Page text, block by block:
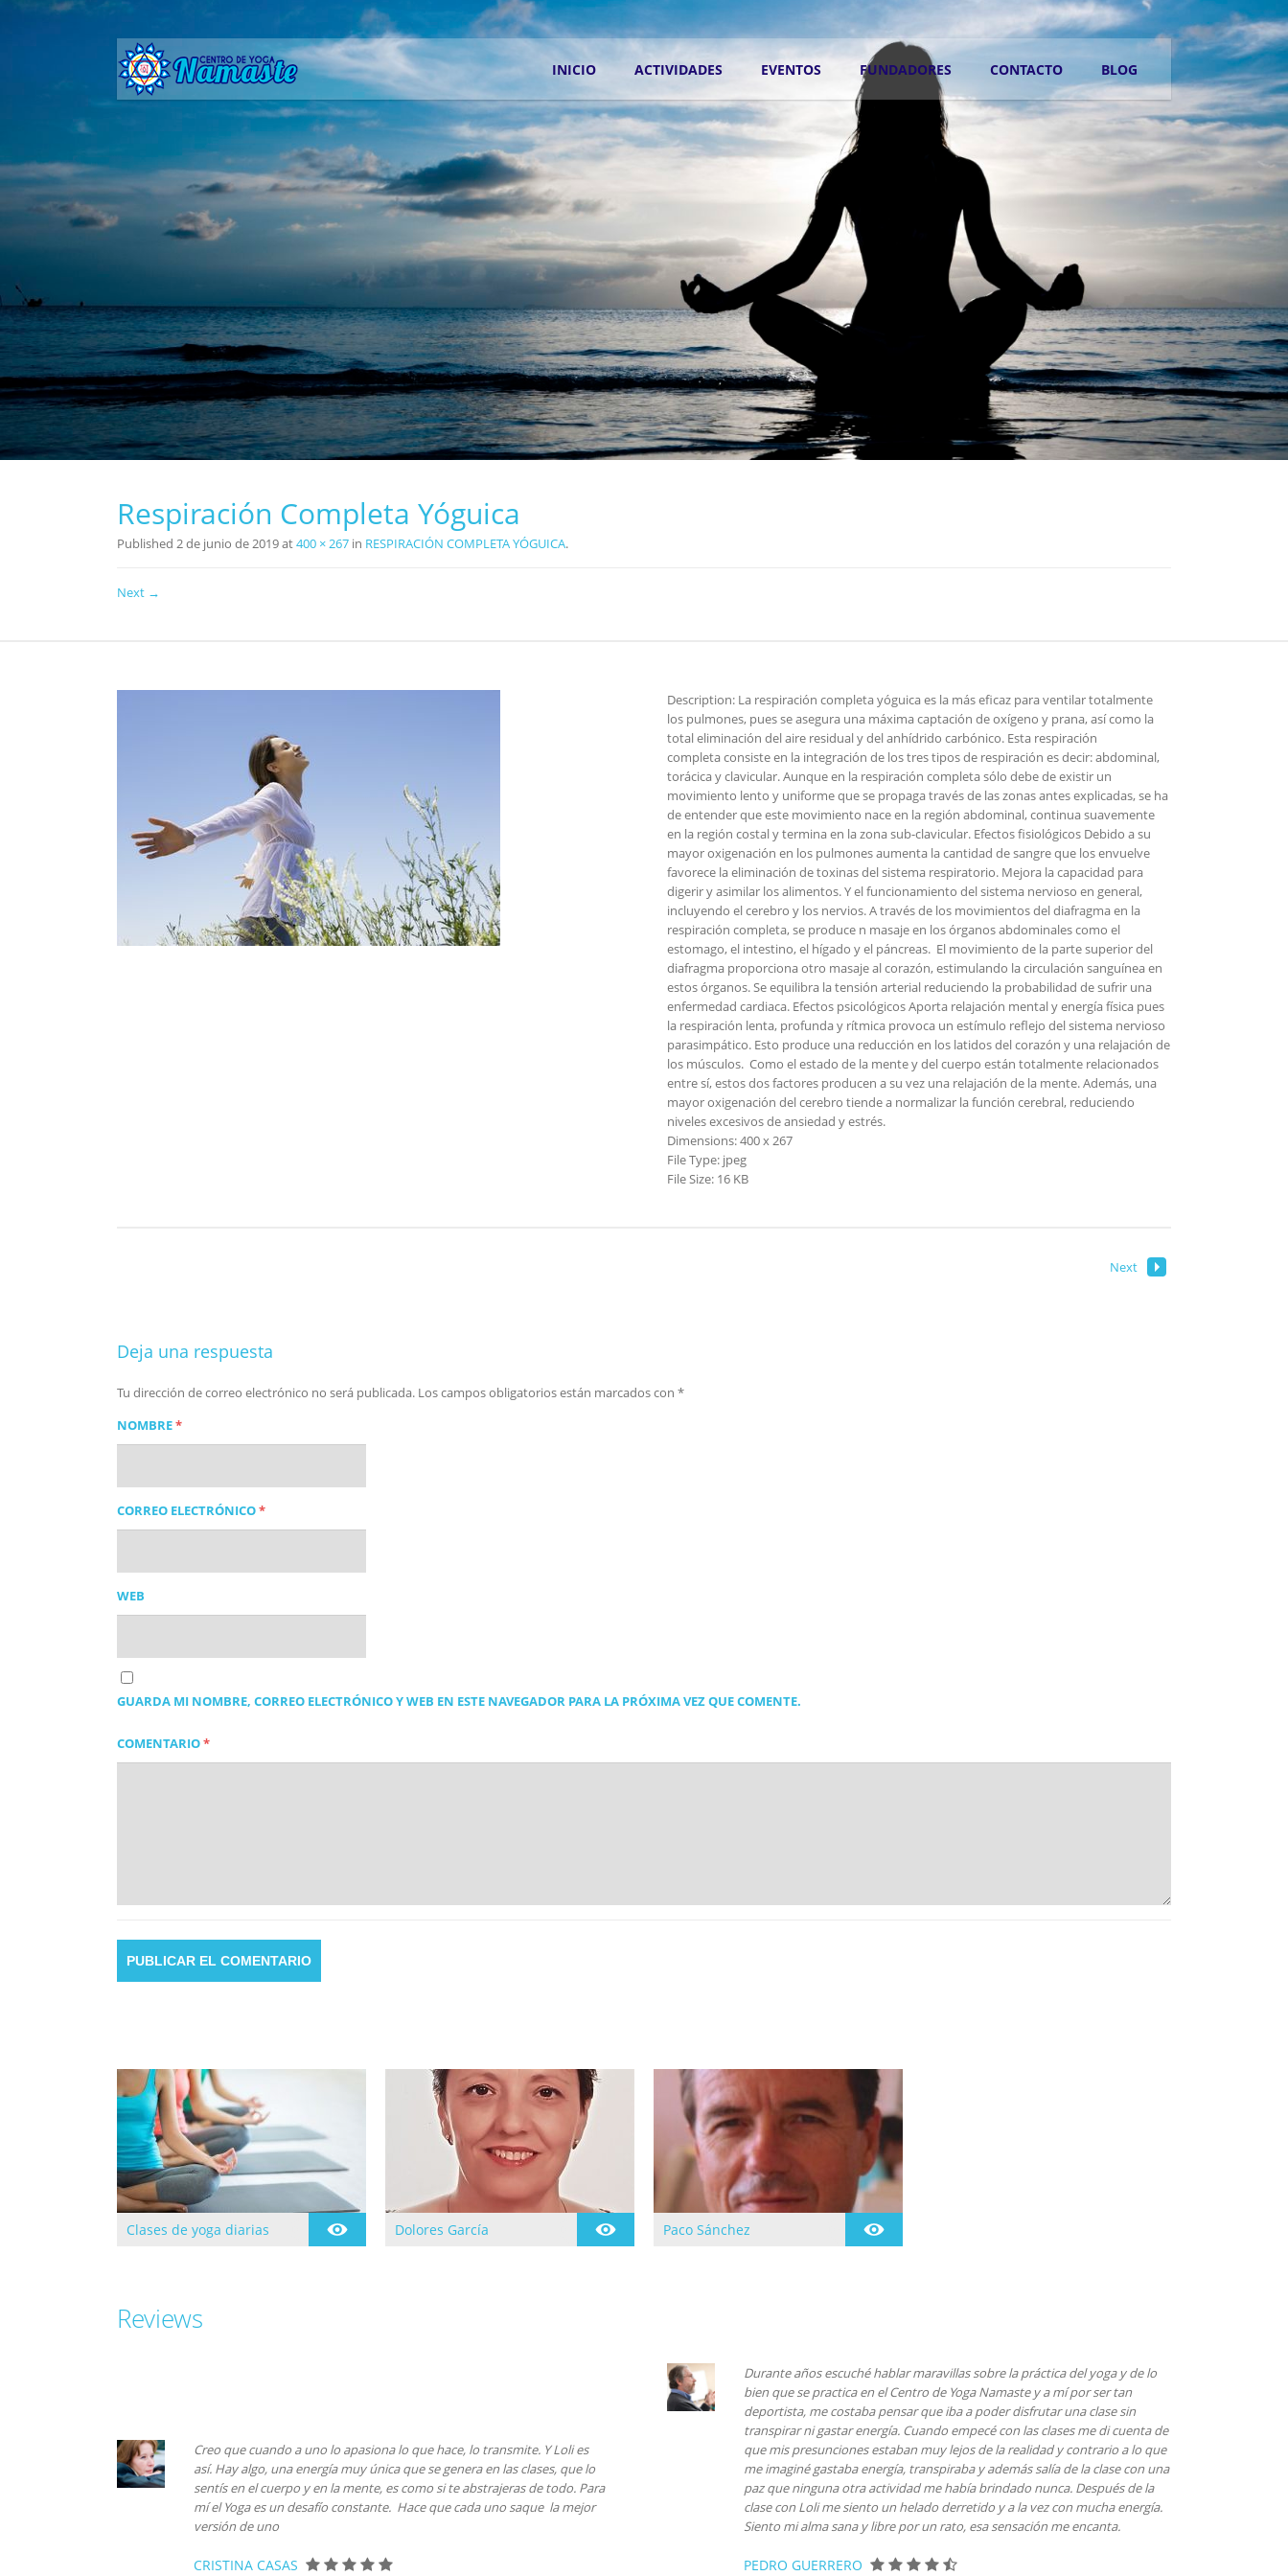
INICIO ACTIVIDADES EVENTOS FUNDADORES CONTACTO BLOG
Respiración Completa Yóguica
Published 2 de junio de 2019at400 × 267 in RESPIRACIÓN COMPLETA YÓGUICA.
Next →
Description: La respiración completa yóguica es la más eficaz para ventilar totalmente
los pulmones, pues se asegura una máxima captación de oxígeno y prana, así como la
total eliminación del aire residual y del anhídrido carbónico. Esta respiración
completa consiste en la integración de los tres tipos de respiración es decir: abdominal,
torácica y clavicular. Aunque en la respiración completa sólo debe de existir un
movimiento lento y uniforme que se propaga través de las zonas antes explicadas, se ha
de entender que este movimiento nace en la región abdominal, continua suavemente
en la región costal y termina en la zona sub-clavicular. Efectos fisiológicos Debido a su
mayor oxigenación en los pulmones aumenta la cantidad de sangre que los envuelve
favorece la eliminación de toxinas del sistema respiratorio. Mejora la capacidad para
digerir y asimilar los alimentos. Y el funcionamiento del sistema nervioso en general,
incluyendo el cerebro y los nervios. A través de los movimientos del diafragma en la
respiración completa, se produce n masaje en los órganos abdominales como el
estomago, el intestino, el hígado y el páncreas. El movimiento de la parte superior del
diafragma proporciona otro masaje al corazón, estimulando la circulación sanguínea en
estos órganos. Se equilibra la tensión arterial reduciendo la probabilidad de sufrir una
enfermedad cardiaca. Efectos psicológicos Aporta relajación mental y energía física pues
la respiración lenta, profunda y rítmica provoca un estímulo reflejo del sistema nervioso
parasimpático. Esto produce una reducción en los latidos del corazón y una relajación de
los músculos. Como el estado de la mente y del cuerpo están totalmente relacionados
entre sí, estos dos factores producen a su vez una relajación de la mente. Además, una
mayor oxigenación del cerebro tiende a normalizar la función cerebral, reduciendo
niveles excesivos de ansiedad y estrés.
Dimensions:400 x 267
File Type: jpeg
File Size: 16 KB
Next
Deja una respuesta
Tu dirección de correo electrónico no será publicada. Los campos obligatorios están marcados con *
NOMBRE*
CORREO ELECTRÓNICO*
WEB
GUARDA MI NOMBRE, CORREO ELECTRÓNICO Y WEB EN ESTE NAVEGADOR PARA LA PRÓXIMA VEZ QUE COMENTE.
COMENTARIO*
Clases de yoga diarias Dolores García Paco Sánchez
Reviews
Creo que cuando a uno lo apasiona lo que hace, lo transmite. Y Loli es
así. Hay algo, una energía muy única que se genera en las clases, que lo
sentís en el cuerpo y en la mente, es como si te abstrajeras de todo. Para
mí el Yoga es un desafío constante. Hace que cada uno saque la mejor
versión de uno
CRISTINA CASAS
Durante años escuché hablar maravillas sobre la práctica del yoga y de lo
bien que se practica en el Centro de Yoga Namaste y a mí por ser tan
deportista, me costaba pensar que iba a poder disfrutar una clase sin
transpirar ni gastar energía. Cuando empecé con las clases me di cuenta de
que mis presunciones estaban muy lejos de la realidad y contrario a lo que
me imaginé gastaba energía, transpiraba y además salía de la clase con una
paz que ninguna otra actividad me había brindado nunca. Después de la
clase con Loli me siento un helado derretido y a la vez con mucha energía.
Siento mi alma sana y libre por un rato, esa sensación me encanta.
PEDRO GUERRERO